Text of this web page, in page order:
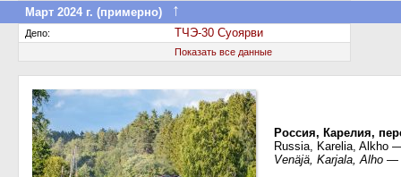
Март 2024 г. (примерно)
↑
Депо: ТЧЭ-30 Суоярви
Показать все данные
Россия, Карелия,
Russia, Karelia, Alkho
Venäjä, Karjala, Alho —